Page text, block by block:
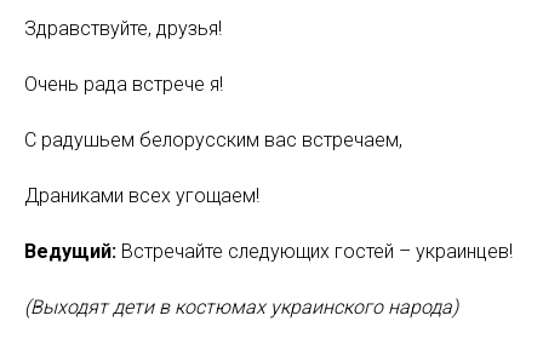
Здравствуйте, друзья!
Очень рада встрече я!
С радушьем белорусским вас встречаем,
Драниками всех угощаем!
Ведущий: Встречайте следующих гостей – украинцев!
(Выходят дети в костюмах украинского народа)